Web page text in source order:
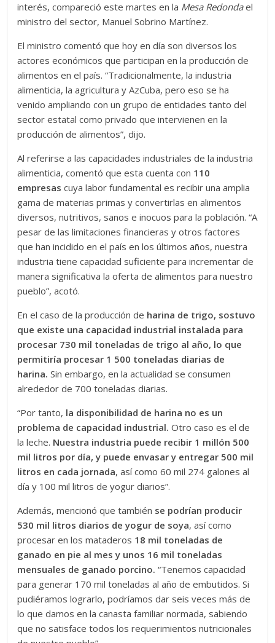
interés, compareció este martes en la Mesa Redondael
ministro del sector, Manuel Sobrino Martínez.
El ministro comentó que hoy en día son diversos los
actores económicos que participan en la producción de
alimentos en el país. “Tradicionalmente, la industria
alimenticia, la agricultura y AzCuba, pero eso se ha
venido ampliando con un grupo de entidades tanto del
sector estatal como privado que intervienen en la
producción de alimentos”, dijo.
Al referirse a las capacidades industriales de la industria
alimenticia, comentó que esta cuenta con 110
empresas cuya labor fundamental es recibir una amplia
gama de materias primas y convertirlas en alimentos
diversos, nutritivos, sanos e inocuos para la población. “A
pesar de las limitaciones financieras y otros factores
que han incidido en el país en los últimos años, nuestra
industria tiene capacidad suficiente para incrementar de
manera significativa la oferta de alimentos para nuestro
pueblo”, acotó.
En el caso de la producción de harina de trigo, sostuvo
que existe una capacidad industrial instalada para
procesar 730 mil toneladas de trigo al año, lo que
permitiría procesar 1 500 toneladas diarias de
harina. Sin embargo, en la actualidad se consumen
alrededor de 700 toneladas diarias.
“Por tanto, la disponibilidad de harina no es un
problema de capacidad industrial. Otro caso es el de
la leche. Nuestra industria puede recibir 1 millón 500
mil litros por día, y puede envasar y entregar 500 mil
litros en cada jornada, así como 60 mil 274 galones al
día y 100 mil litros de yogur diarios”.
Además, mencionó que también se podrían producir
530 mil litros diarios de yogur de soya, así como
procesar en los mataderos 18 mil toneladas de
ganado en pie al mes y unos 16 mil toneladas
mensuales de ganado porcino. “Tenemos capacidad
para generar 170 mil toneladas al año de embutidos. Si
pudiéramos lograrlo, podríamos dar seis veces más de
lo que damos en la canasta familiar normada, sabiendo
que no satisface todos los requerimientos nutricionales